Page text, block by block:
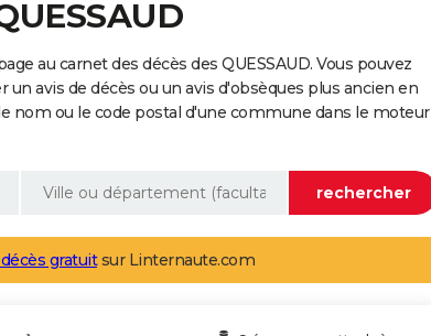
au carnet des décès des QUESSAUD. Vous pouvez
avis de décès ou un avis d'obsèques plus ancien en
nom ou le code postal d'une commune dans le moteur
gratuitsur Linternaute.com